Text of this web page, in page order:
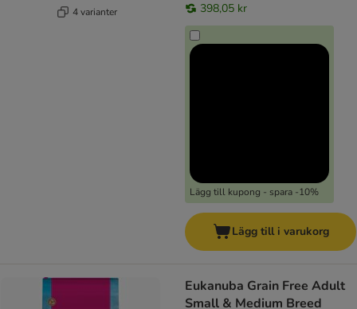
4 varianter 398,05 kr
Lägg till kupong - spara -10%
Lägg till i varukorg
Eukanuba Grain Free Adult
Small & Medium Breed